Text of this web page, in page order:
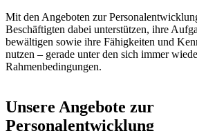
Mit den Angeboten zur
Beschäftigten dabei unterstützen, ihre
bewältigen sowie ihre Fähigkeiten und
nutzen – gerade unter den sich immer
Rahmenbedingungen.
Unsere Angebote zur
Personalentwicklung